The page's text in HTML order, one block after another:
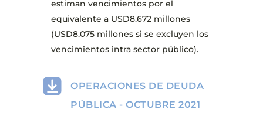
estiman vencimientos por el
equivalente a USD8.672 millones
(USD8.075 millones si se excluyen los
vencimientos intra sector público).
OPERACIONES DE DEUDA
PÚBLICA - OCTUBRE 2021